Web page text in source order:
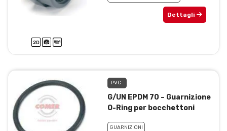
Dettagli
PVC
G/UN EPDM 70 – Guarnizione
O-Ring per bocchettoni
GUARNIZIONI